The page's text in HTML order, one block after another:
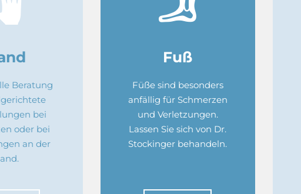
Beratung
bei
oder bei
an der
Fuß
Füße sind besonders
anfällig für Schmerzen
und Verletzungen.
Lassen Sie sich von Dr.
Stockinger behandeln.